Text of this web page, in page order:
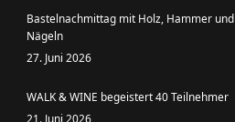
Bastelnachmittag mit Holz, Hammer und
Nägeln
27. Juni 2026
WALK & WINE begeistert 40 Teilnehmer
21. Juni 2026